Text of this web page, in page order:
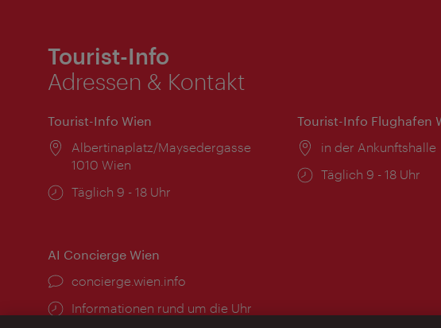
Tourist-Info
Adressen & Kontakt
Tourist-Info Wien
Ort:
Albertinaplatz/Maysedergasse
1010 Wien
Öffnungszeiten:
Täglich 9 - 18 Uhr
Tourist-Info Flughafen
Ort:
in der Ankunftshalle
Öffnungszeiten:
Täglich 9 - 18 Uhr
AI Concierge Wien
Ort:
concierge.wien.info
Öffnungszeiten:
Informationen rund um die Uhr